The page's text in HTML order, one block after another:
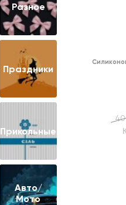
Разное
Праздники
Прикольные
Авто/
Мото